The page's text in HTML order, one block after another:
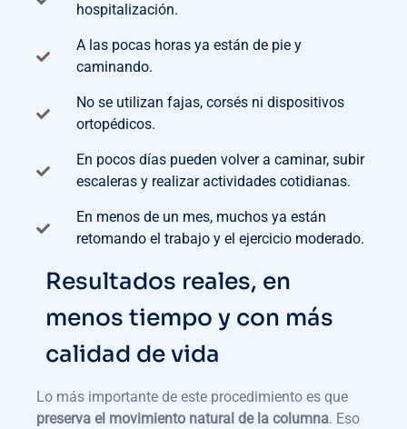
hospitalización.
A las pocas horas ya están de pie y
caminando.
No se utilizan fajas, corsés ni dispositivos
ortopédicos.
En pocos días pueden volver a caminar, subir
escaleras y realizar actividades cotidianas.
En menos de un mes, muchos ya están
retomando el trabajo y el ejercicio moderado.
Resultados reales, en
menos tiempo y con más
calidad de vida
Lo más importante de este procedimiento es que
preserva el movimiento natural de la columna. Eso